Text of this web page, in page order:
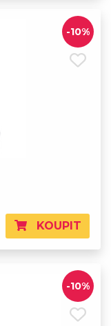
-10%
KOUPIT
-10%